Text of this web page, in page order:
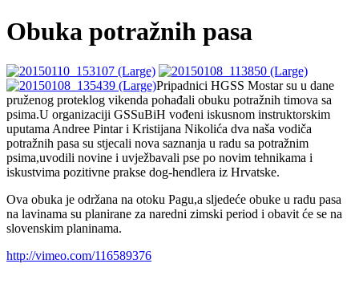
Obuka potražnih pasa
Pripadnici HGSS Mostar su u dane
pruženog proteklog vikenda pohađali obuku potražnih timova sa
psima.U organizaciji GSSuBiH vođeni iskusnom instruktorskim
uputama Andree Pintar i Kristijana Nikolića dva naša vodiča
potražnih pasa su stjecali nova saznanja u radu sa potražnim
psima,uvodili novine i uvježbavali pse po novim tehnikama i
iskustvima pozitivne prakse dog-hendlera iz Hrvatske.
Ova obuka je održana na otoku Pagu,a sljedeće obuke u radu pasa
na lavinama su planirane za naredni zimski period i obavit će se na
slovenskim planinama.
http://vimeo.com/116589376